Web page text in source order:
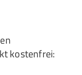
kostenfrei: